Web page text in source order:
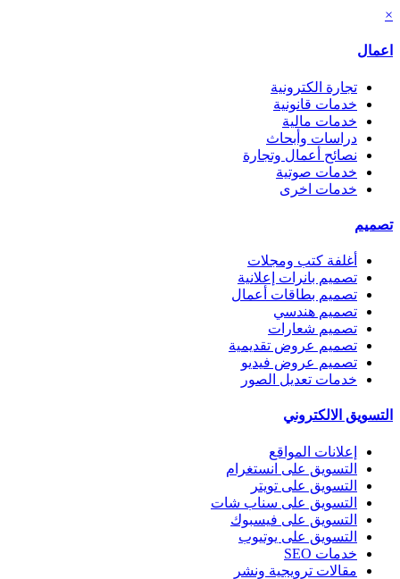
×
اعمال
تجارة الكترونية
خدمات قانونية
خدمات مالية
دراسات وأبحاث
نصائح أعمال وتجارة
خدمات صوتية
خدمات اخرى
تصميم
أغلفة كتب ومجلات
تصميم بانرات إعلانية
تصميم بطاقات أعمال
تصميم هندسي
تصميم شعارات
تصميم عروض تقديمية
تصميم عروض فيديو
خدمات تعديل الصور
التسويق الالكتروني
إعلانات المواقع
التسويق على انستغرام
التسويق على تويتر
التسويق على سناب شات
التسويق على فيسبوك
التسويق على يوتيوب
خدمات SEO
مقالات ترويجية ونشر